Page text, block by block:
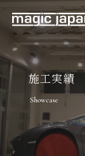
施工実績
Showcase